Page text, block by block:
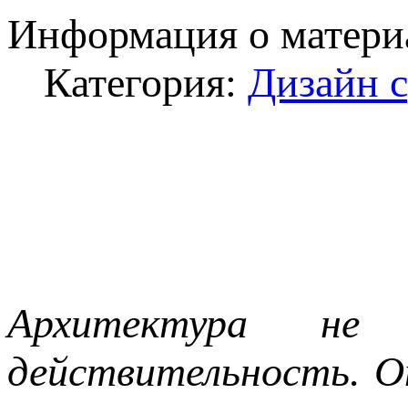
Информация о
Категория: Дизайн
Архитектура